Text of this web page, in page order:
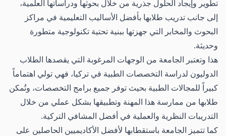
تطوير وإيجاد الحلول جذرية من خلال بحوثها ودراساتها العلمية،
إلى جانب تدريب طلابها بأفضل الأساليب التعليمية في مراكز
البحوث والمخابر التي جهزتها ببنية تحتية تكنولوجية متطورة
وحديثة.
هذا وتعتبر الجامعة من الوجهات المرغوبة التي يقصدها الطلاب
الدوليون لدراسة التخصصات الطبية في تركيا، فهي تولي اهتماماً
كبيراً للمجالات الطبية بحيث توفر جميع برامج التخصصات، وتُمكن
طلابها من ممارسة هذا المهنة وتطبيقها بشكل عملي من خلال
التدريبات النظرية والعملية في أفضل المشافي التركية.
كما تتميز الجامعة باستقطابها لأفضل الأكاديميين الحاصلين على